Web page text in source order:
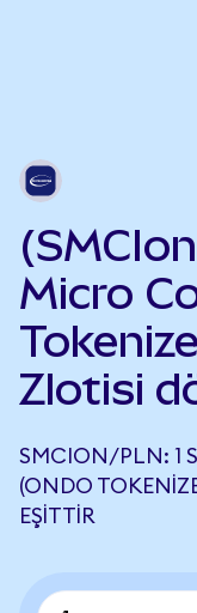
Micro
Zlotisi
SMCION/PLN: 1
(ONDO
EŞITTIR